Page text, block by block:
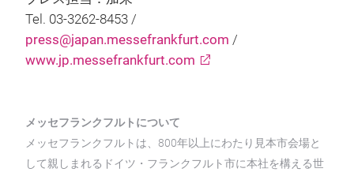
Tel. 03-3262-8453 /
press@japan.messefrankfurt.com /
www.jp.messefrankfurt.com
メッセフランクフルトについて
メッセフランクフルトは、800年以上にわたり見本市会場と
して親しまれるドイツ・フランクフルト市に本社を構える世